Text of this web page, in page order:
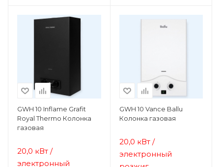
GWH 10 Inflame Grafit
Royal Thermo Колонка
газовая
20,0 кВт /
электронный
GWH 10 Vance Ballu
Колонка газовая
20,0 кВт /
электронный